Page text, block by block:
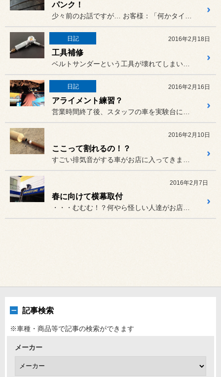
パンク！
少々前のお話ですが… お客様：「何かタイヤからカタカタ...
日記 2016年2月18日
工具補修
ベルトサンダーという工具が壊れてしまいました(泣)
日記 2016年2月16日
アライメント練習？
営業時間終了後、スタッフの車を実験台にアライメント測定・調整を行い...
2016年2月10日
ここって割れるの！？
すごい排気音がする車がお店に入ってきました！
2016年2月7日
春に向けて横幕取付
・・・むむむ！？何やら怪しい人達がお店の屋根に登っていくではないで...
記事検索
※車種・商品等で記事の検索ができます
メーカー